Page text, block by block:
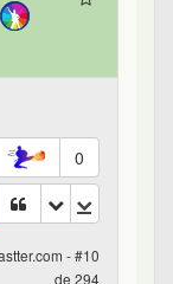
0
- #10
de 294